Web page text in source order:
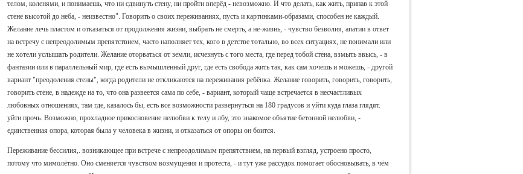
телом, коленями, и понимаешь, что ни сдвинуть стену, ни пройти вперёд - невозможно. И что делать, как жить, припав к этой
стене высотой до неба, - неизвестно". Говорить о своих переживаниях, пусть и картинками-образами, способен не каждый.
Желание лечь пластом и отказаться от продолжения жизни, выбрать не смерть, а не-жизнь, - чувство безволия, апатии в ответ
на встречу с непреодолимым препятствием, часто наполняет тех, кого в детстве тотально, во всех ситуациях, не понимали или
не хотели услышать родители. Желание оторваться от земли, исчезнуть с того места, где перед тобой стена, взмыть ввысь, - в
фантазии или в параллельный мир, где есть вымышленный друг, где есть свобода жить так, как сам хочешь и можешь, - другой
вариант "преодоления стены", когда родители не откликаются на переживания ребёнка. Желание говорить, говорить, говорить,
говорить стене, в надежде на то, что она развеется сама по себе, - вариант, который чаще встречается в несчастливых
любовных отношениях, там где, казалось бы, есть все возможности развернуться на 180 градусов и уйти куда глаза глядят.
уйти прочь. Возможно, прохладное прикосновение нелюбви к телу и лбу, это знакомое объятие бетонной нелюбви, -
единственная опора, которая была у человека в жизни, и отказаться от опоры он боится.
Переживание бессилия,. возникающее при встрече с непреодолимым препятствием, на первый взгляд, устроено просто,
потому что мимолётно. Оно сменяется чувством возмущения и протеста, - и тут уже рассудок помогает обосновывать, в чём